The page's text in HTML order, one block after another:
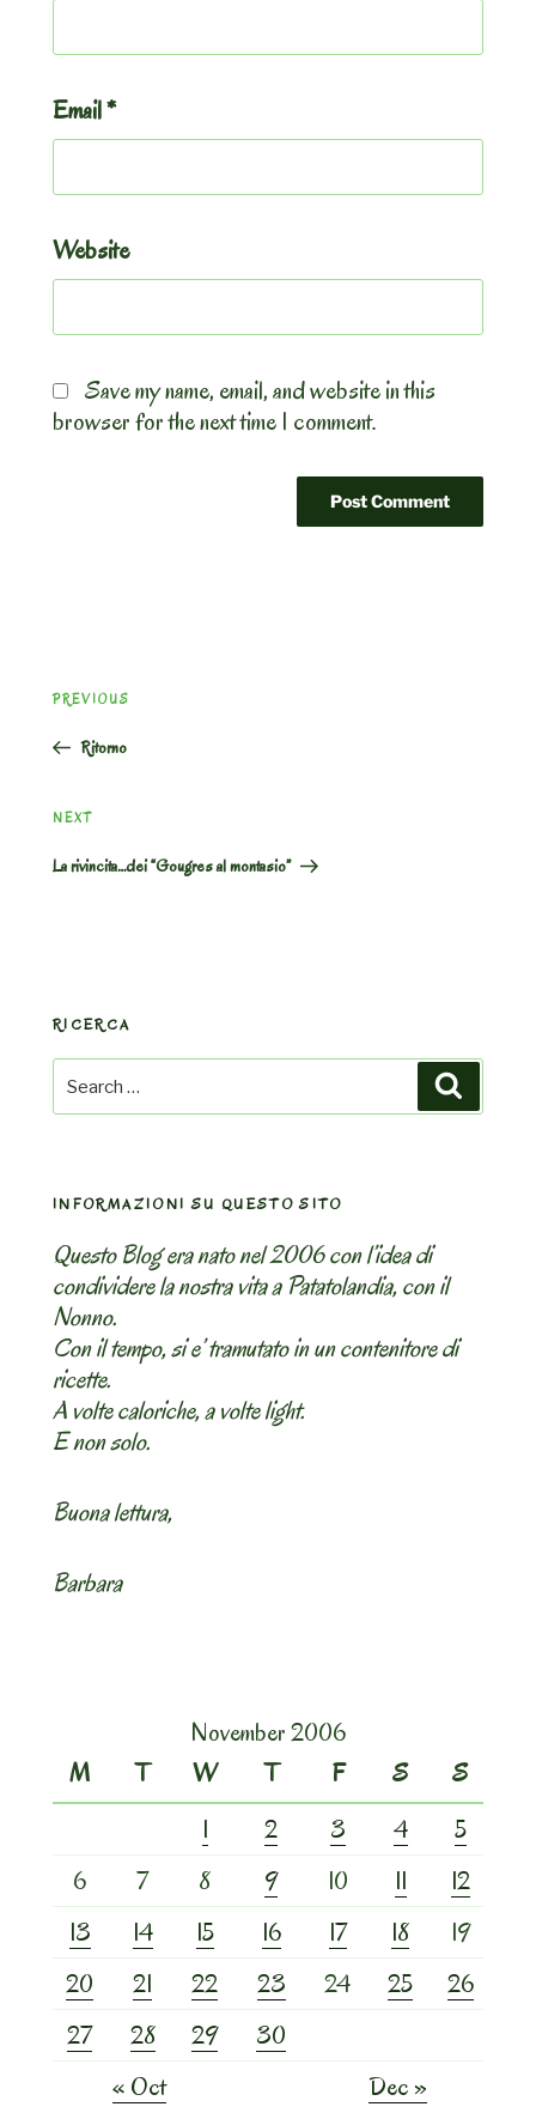
Email*
Website
Save my name, email, and website in this
browser for the next time I comment.
navigation
Previous
PREVIOUS
Ritorno
Next
NEXT
La rivincita…dei “Gougres al montasio”
RICERCA
Search
for:
INFORMAZIONI SU QUESTO SITO
Questo Blog era nato nel 2006 con l’idea di
condividere la nostra vita a Patatolandia, con il
Nonno.
Con il tempo, si e’ tramutato in un contenitore di
ricette.
A volte caloriche, a volte light.
E non solo.
Buona lettura,
Barbara
November 2006
M
T W T F S
S
1
2 3 4
5
6
7 8 9 10 11
12
13
14 15 16 17 18
19
20
21 22 23 24 25
26
27
28 29
30
« Oct
Dec »